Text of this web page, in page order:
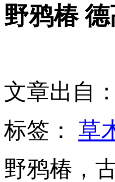
野鸦椿
文章出自
标签： 草
野鸦椿，